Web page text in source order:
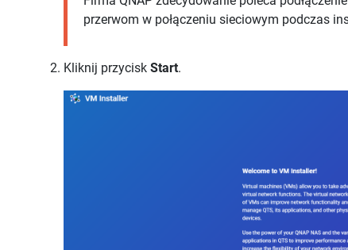
przerwom w połączeniu sieciowym podczas
Kliknij przycisk Start.